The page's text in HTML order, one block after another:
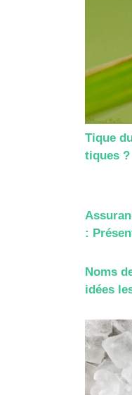
Tique
tiques ?
:
Noms
idées